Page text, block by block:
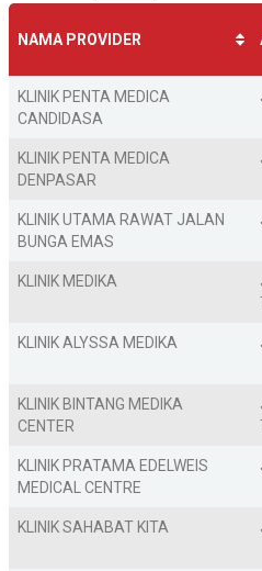
NAMA PROVIDER
KLINIK PENTA MEDICA
CANDIDASA
KLINIK PENTA MEDICA
DENPASAR
KLINIK UTAMA RAWAT JALAN
BUNGA EMAS
KLINIK MEDIKA
KLINIK ALYSSA MEDIKA
KLINIK BINTANG MEDIKA
CENTER
KLINIK PRATAMA EDELWEIS
MEDICAL CENTRE
KLINIK SAHABAT KITA